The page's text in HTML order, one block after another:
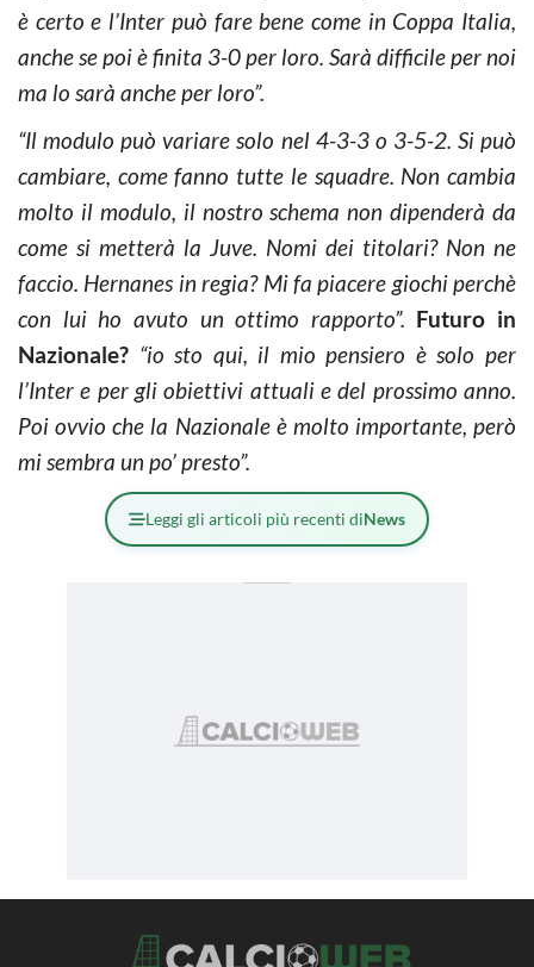
è certo e l’Inter può fare bene come in Coppa Italia,
anche se poi è finita 3-0 per loro. Sarà difficile per noi
ma lo sarà anche per loro”.
“Il modulo può variare solo nel 4-3-3 o 3-5-2. Si può
cambiare, come fanno tutte le squadre. Non cambia
molto il modulo, il nostro schema non dipenderà da
come si metterà la Juve. Nomi dei titolari? Non ne
faccio. Hernanes in regia? Mi fa piacere giochi perchè
con lui ho avuto un ottimo rapporto”. Futuro in
Nazionale? “io sto qui, il mio pensiero è solo per
l’Inter e per gli obiettivi attuali e del prossimo anno.
Poi ovvio che la Nazionale è molto importante, però
mi sembra un po’ presto”.
Leggi gli articoli più recenti diNews